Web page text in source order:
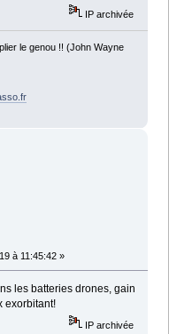
IP archivée
le genou !! (John Wayne
à 11:45:42 »
les batteries drones, gain
exorbitant!
IP archivée